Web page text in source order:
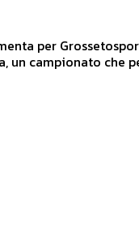
per
un campionato che